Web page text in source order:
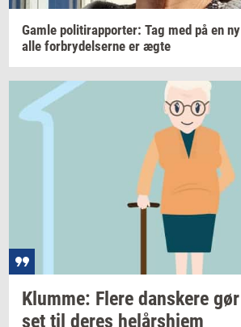
Gamle po­li­tirap­por­ter: Tag med på en ny
alle for­bry­del­ser­ne er ægte
Klum­me: Flere dan­ske­re gør
set til deres helårs­hjem